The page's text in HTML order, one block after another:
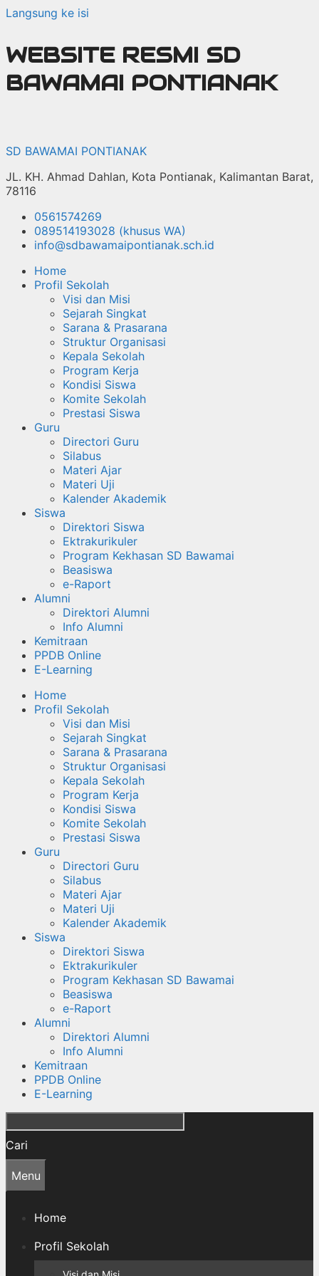
Langsung ke isi
WEBSITE RESMI SD
BAWAMAI PONTIANAK
SD BAWAMAI PONTIANAK
JL. KH. Ahmad Dahlan, Kota Pontianak, Kalimantan Barat,
78116
0561574269
089514193028 (khusus WA)
info@sdbawamaipontianak.sch.id
Home
Profil Sekolah
Visi dan Misi
Sejarah Singkat
Sarana & Prasarana
Struktur Organisasi
Kepala Sekolah
Program Kerja
Kondisi Siswa
Komite Sekolah
Prestasi Siswa
Guru
Directori Guru
Silabus
Materi Ajar
Materi Uji
Kalender Akademik
Siswa
Direktori Siswa
Ektrakurikuler
Program Kekhasan SD Bawamai
Beasiswa
e-Raport
Alumni
Direktori Alumni
Info Alumni
Kemitraan
PPDB Online
E-Learning
Home
Profil Sekolah
Visi dan Misi
Sejarah Singkat
Sarana & Prasarana
Struktur Organisasi
Kepala Sekolah
Program Kerja
Kondisi Siswa
Komite Sekolah
Prestasi Siswa
Guru
Directori Guru
Silabus
Materi Ajar
Materi Uji
Kalender Akademik
Siswa
Direktori Siswa
Ektrakurikuler
Program Kekhasan SD Bawamai
Beasiswa
e-Raport
Alumni
Direktori Alumni
Info Alumni
Kemitraan
PPDB Online
E-Learning
Cari
Menu
Home
Profil Sekolah